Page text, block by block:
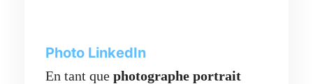
Photo LinkedIn
En tant que photographe portrait